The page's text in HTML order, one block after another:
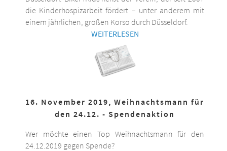
die Kinderhospizarbeit fördert – unter anderem mit
einem jährlichen, großen Korso durch Düsseldorf.
WEITERLESEN
16. November 2019, Weihnachtsmann für
den 24.12. - Spendenaktion
Wer möchte einen Top Weihnachtsmann für den
24.12.2019 gegen Spende?